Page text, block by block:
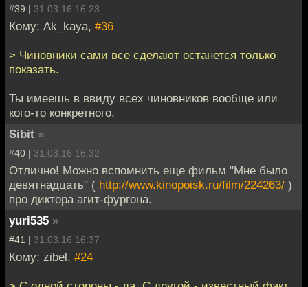
#39 | 31.03.16 16:23
Кому: Ak_kaya, #36
> Чиновники сами все сделают останется только
показать.
Ты имеешь в ввиду всех чиновников вообще или
кого-то конкретного.
Sibit »
#40 | 31.03.16 16:32
Отлично! Можно вспомнить еще фильм "Мне было
девятнадцать" ( http://www.kinopoisk.ru/film/224263/ )
про диктора агит-фургона.
yuri535 »
#41 | 31.03.16 16:37
Кому: zibel, #24